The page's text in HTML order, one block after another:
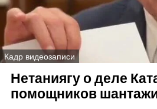
Кадр видеозаписи
Нетаниягу о деле
помощников